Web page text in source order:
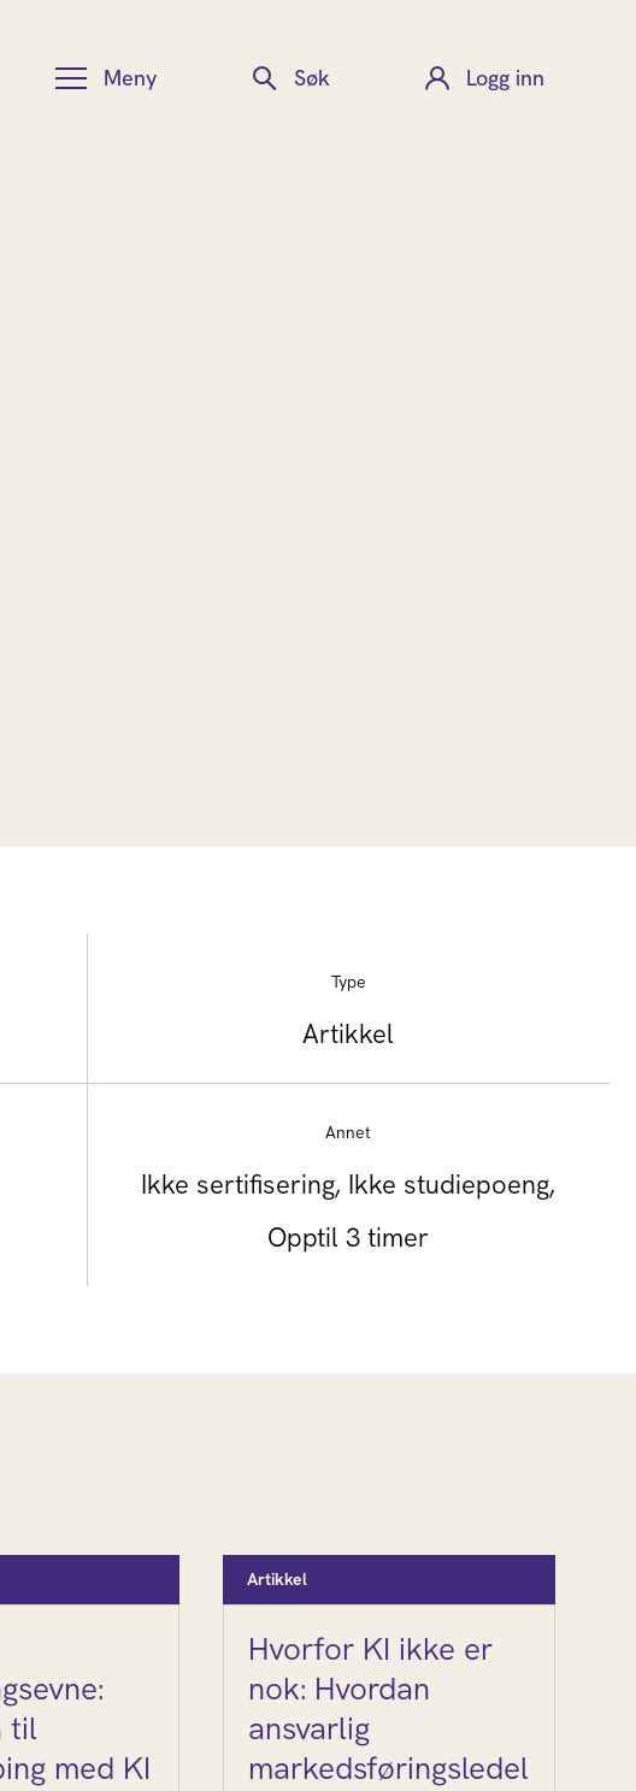
Meny Søk Logg inn
Type
Artikkel
Annet
Ikke sertifisering, Ikke studiepoeng,
Opptil 3 timer
til
med KI
Artikkel
Hvorfor KI ikke er
nok: Hvordan
ansvarlig
markedsføringsledel